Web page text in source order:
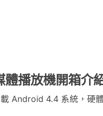
播放機開箱介
Android 4.4 系統，硬